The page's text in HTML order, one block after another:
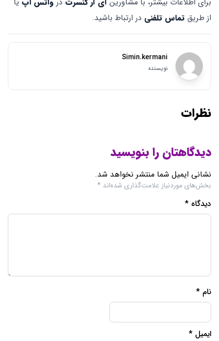
از طریق تماس تلفنی در ارتباط باشید.
Simin.kermani
نویسنده
نظرات
دیدگاهتان را بنویسید
نشانی ایمیل شما منتشر نخواهد شد.
بخش‌های موردنیاز علامت‌گذاری شده‌اند *
دیدگاه *
نام *
ایمیل *